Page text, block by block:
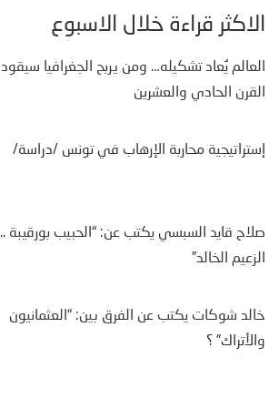
الأكثر قراءة خلال الأسبوع
العالم يُعاد تشكيله… ومن يربح الجغرافيا سيقود
القرن الحادي والعشرين
إستراتيجية محاربة الإرهاب في تونس /دراسة/
صلاح قايد السبسي يكتب عن: “الحبيب بورقيبة ..
الزعيم الخالد”
خالد شوكات يكتب عن الفرق بين: “العثمانيون
والأتراك” ؟